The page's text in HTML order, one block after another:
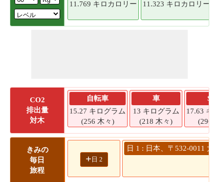
11.769 キロカロリー 11.323 キロカロリー
CO2
排出量
対木
自転車
15.27 キログラム
(256 木々)
車
13 キログラム
(218 木々)
17.63 キ
(296
きみの
毎日
旅程
+ 日 2
日 1 : 日本、〒532-0011